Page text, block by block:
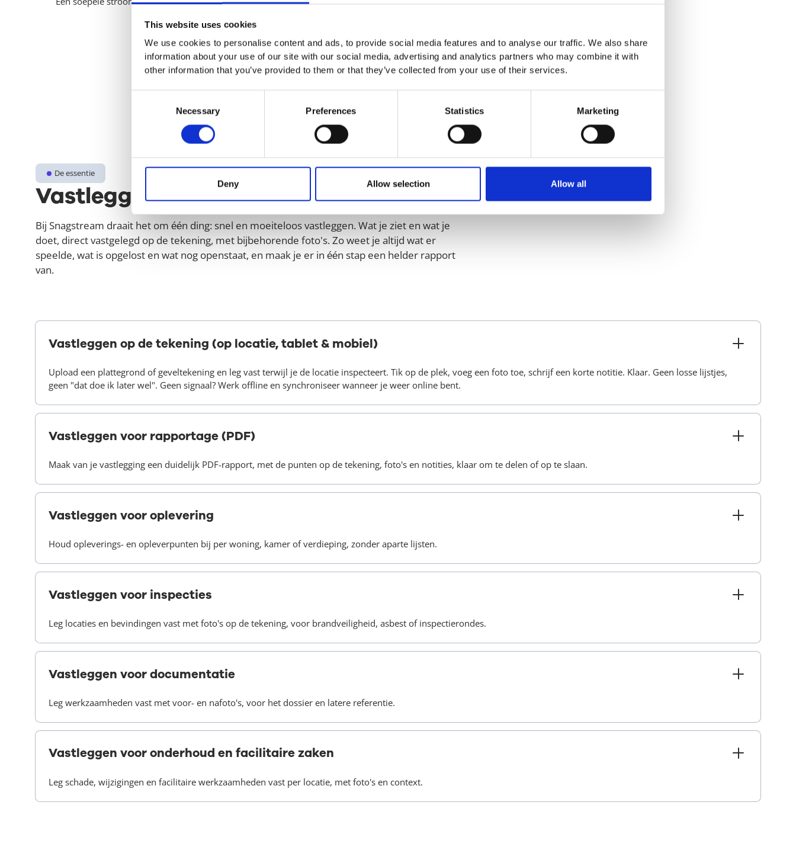
This website uses cookies
We use cookies to personalise content and ads, to provide social media features and to analyse our traffic. We also share
information about your use of our site with our social media, advertising and analytics partners who may combine it with
other information that you’ve provided to them or that they’ve collected from your use of their services.
Necessary Preferences Statistics Marketing
Deny Allow selection Allow all
De essentie
Vastleggen, dekern van Snagstream
Bij Snagstream draait het om één ding: snel en moeiteloos vastleggen. Wat je ziet en wat je
doet, direct vastgelegd op de tekening, met bijbehorende foto's. Zo weet je altijd wat er
speelde, wat is opgelost en wat nog openstaat, en maak je er in één stap een helder rapport
van.
Vastleggen op de tekening (op locatie, tablet & mobiel)
Upload een plattegrond of geveltekening en leg vast terwijl je de locatie inspecteert. Tik op de plek, voeg een foto toe, schrijf een korte notitie. Klaar. Geen losse lijstjes,
geen "dat doe ik later wel". Geen signaal? Werk offline en synchroniseer wanneer je weer online bent.
Vastleggen voor rapportage (PDF)
Maak van je vastlegging een duidelijk PDF-rapport, met de punten op de tekening, foto's en notities, klaar om te delen of op te slaan.
Vastleggen voor oplevering
Houd opleverings- en opleverpunten bij per woning, kamer of verdieping, zonder aparte lijsten.
Vastleggen voor inspecties
Leg locaties en bevindingen vast met foto's op de tekening, voor brandveiligheid, asbest of inspectierondes.
Vastleggen voor documentatie
Leg werkzaamheden vast met voor- en nafoto's, voor het dossier en latere referentie.
Vastleggen voor onderhoud en facilitaire zaken
Leg schade, wijzigingen en facilitaire werkzaamheden vast per locatie, met foto's en context.